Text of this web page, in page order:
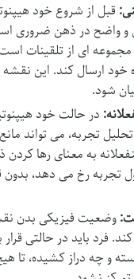
قبل از شروع خود
در ذهن ضروری
مجموعه ای از تلقینات
خود ارسال کند. این
شود.
در حالت خود
تجربه، می تواند
به معنای رها
تجربه رخ می دهد،
وضعیت فیزیکی بدن
فرد باید در حالتی
و چه دراز کشیده، تا